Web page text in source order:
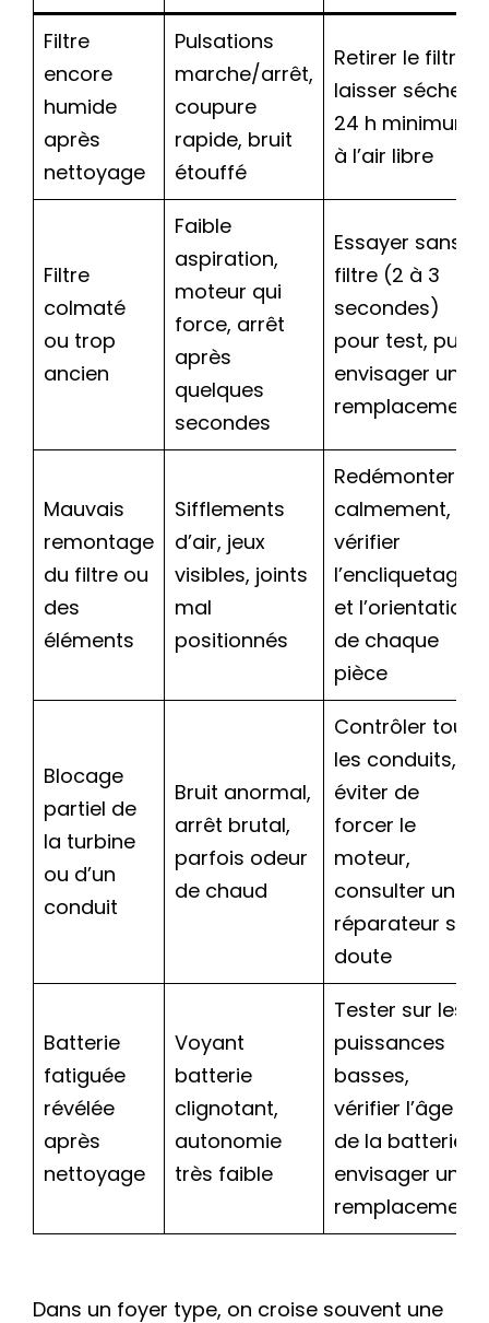
Filtre
encore
humide
après
nettoyage
Pulsations
marche/arrêt,
coupure
rapide, bruit
étouffé
Retirer le filtre,
laisser sécher
24 h minimum
à l’air libre
Filtre
colmaté
ou trop
ancien
Faible
aspiration,
moteur qui
force, arrêt
après
quelques
secondes
Essayer sans
filtre (2 à 3
secondes)
pour test, puis
envisager un
remplacement
Mauvais
remontage
du filtre ou
des
éléments
Sifflements
d’air, jeux
visibles, joints
mal
positionnés
Redémonter
calmement,
vérifier
l’encliquetage
et l’orientation
de chaque
pièce
Blocage
partiel de
la turbine
ou d’un
conduit
Bruit anormal,
arrêt brutal,
parfois odeur
de chaud
Contrôler tous
les conduits,
éviter de
forcer le
moteur,
consulter un
réparateur si
doute
Batterie
fatiguée
révélée
après
nettoyage
Voyant
batterie
clignotant,
autonomie
très faible
Tester sur les
puissances
basses,
vérifier l’âge
de la batterie,
envisager un
remplacement
Dans un foyer type, on croise souvent une